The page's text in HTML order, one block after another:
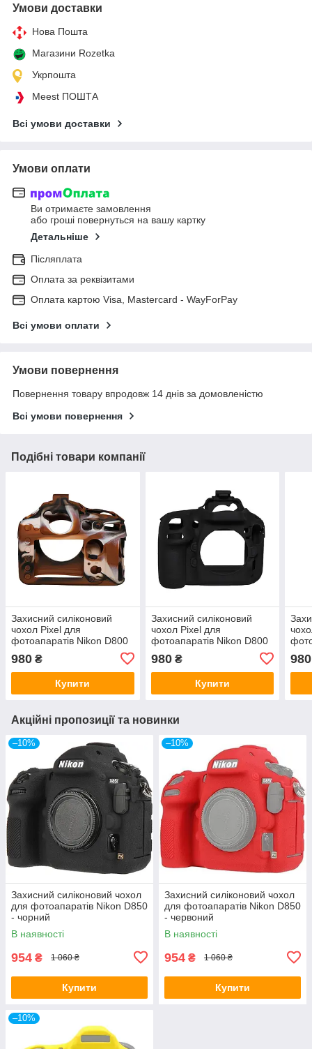
Умови доставки
Нова Пошта
Магазини Rozetka
Укрпошта
Meest ПОШТА
Всі умови доставки
Умови оплати
Ви отримаєте замовлення
або гроші повернуться на вашу картку
Детальніше
Післяплата
Оплата за реквізитами
Оплата картою Visa, Mastercard - WayForPay
Всі умови оплати
Умови повернення
Повернення товару впродовж 14 днів за домовленістю
Всі умови повернення
Подібні товари компанії
Захисний силіконовий
чохол Pixel для
фотоапаратів Nikon D800
— камуфляж (пипля) (код
TBD0603887301C)
980 ₴
Купити
Захисний силіконовий
чохол Pixel для
фотоапаратів Nikon D800
(код TBD0603887301B)
980₴
Купити
980
Акційні пропозиції та новинки
–10%
Захисний силіконовий чохол
для фотоапаратів Nikon D850
- чорний
В наявності
954 ₴ 1 060 ₴
Купити
–10%
Захисний силіконовий чохол
для фотоапаратів Nikon D850
- червоний
В наявності
954 ₴ 1 060 ₴
Купити
–10%